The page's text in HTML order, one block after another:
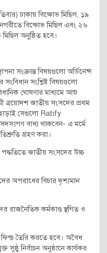
ঢাকায় বিক্ষোভ মিছিল, ১৯
বিক্ষোভ মিছিল এবং ২৬
অনুষ্ঠিত হবে।
সংক্রান্ত বিষয়গুলো অর্ডিনেন্স
সংবিধান সংশ্লিষ্ট বিষয়গুলো
ঘোষণার মাধ্যমে আশু
ত্রয়োদশ জাতীয় সংসদের প্রথম
সেগুলো Ratify
বাধ্য থাকবেন- এ মর্মে
গ্রহণ করা।
পদ্ধতিতে জাতীয় সংসদের উচ্চ
অপরাধের বিচার দৃশ্যমান
রাজনৈতিক কর্মকাণ্ড স্থগিত ও
ফিল্ড তৈরি করতে হবে। অবৈধ
সুষ্ঠু নির্বাচন অনুষ্ঠানে কার্যকর